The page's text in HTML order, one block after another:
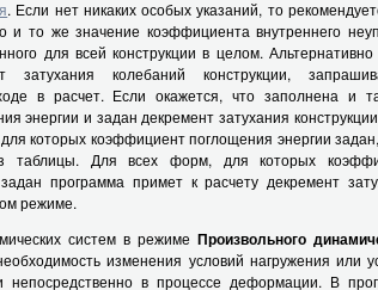
. Если нет никаких особых указаний, то
и то же значение коэффициента внутреннего
для всей конструкции в целом.
колебаний конструкции,
в расчет. Если окажется, что заполнена и
энергии и задан декремент затухания
которых коэффициент поглощения энергии
таблицы. Для всех форм, для которых
программа примет к расчету декремент
режиме.
систем в режиме Произвольного
изменения условий нагружения или
непосредственно в процессе деформации. В